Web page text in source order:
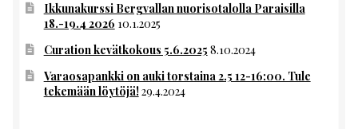
Ikkunakurssi Bergvallan nuorisotalolla Paraisilla
18.-19.4 2026 10.1.2025
Curation kevätkokous 5.6.2025 8.10.2024
Varaosapankki on auki torstaina 2.5 12-16:00. Tule
tekemään löytöjä!29.4.2024